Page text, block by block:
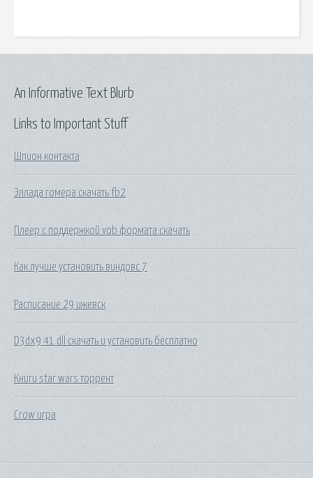
Links to Important Stuff
Шпион контакта
Эллада гомера скачать fb2
Плеер с поддержкой vob формата скачать
Как лучше установить виндовс 7
Расписание 29 ижевск
D3dx9 41 dll скачать и установить бесплатно
Книги star wars торрент
Crow игра
An Informative Text Blurb